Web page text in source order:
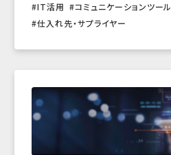
IT活用
コミュニケーションツール
仕入れ先・サプライヤー